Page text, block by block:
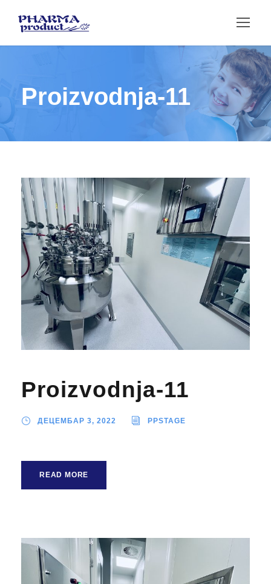
Proizvodnja-11
Proizvodnja-11
ДЕЦЕМБАР 3, 2022 PPSTAGE
READ MORE